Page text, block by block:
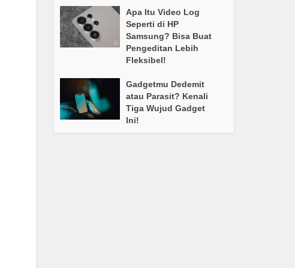
Apa Itu Video Log
Seperti di HP
Samsung? Bisa Buat
Pengeditan Lebih
Fleksibel!
Gadgetmu Dedemit
atau Parasit? Kenali
Tiga Wujud Gadget
Ini!